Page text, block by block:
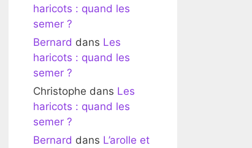
haricots : quand les
semer ?
Bernard dans Les
haricots : quand les
semer ?
Christophe dans Les
haricots : quand les
semer ?
Bernard dans L’arolle et